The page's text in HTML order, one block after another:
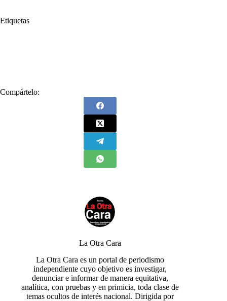
Etiquetas
Compártelo:
La Otra Cara
La Otra Cara es un portal de periodismo
independiente cuyo objetivo es investigar,
denunciar e informar de manera equitativa,
analítica, con pruebas y en primicia, toda clase de
temas ocultos de interés nacional. Dirigida por